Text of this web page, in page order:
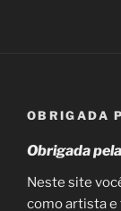
OBRIGADA
Obrigada
Neste site
como artista e